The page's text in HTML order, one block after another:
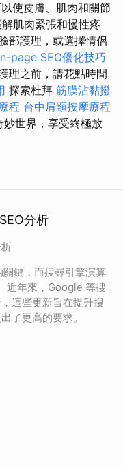
使皮膚、肌肉和關節
肌肉緊張和慢性疼
部護理，或選擇情侶
page SEO優化技巧
理之前，請花點時間
探索杜拜 筋膜沾黏撥
程 台中肩頸按摩療程
妙世界，享受終極放
分析
鍵，而搜尋引擎演算
近年來，Google 等搜
這些更新旨在提升搜
了更高的要求。